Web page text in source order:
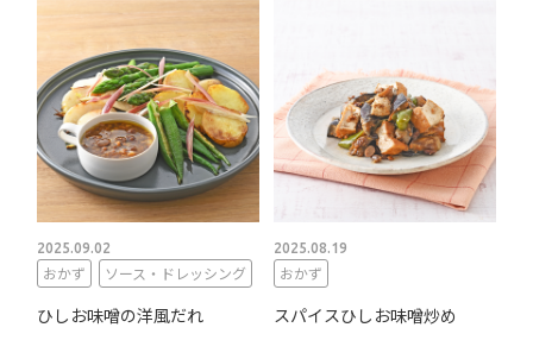
2025.09.02
おかず ソース・ドレッシング
ひしお味噌の洋風だれ
2025.08.19
おかず
スパイスひしお味噌炒め